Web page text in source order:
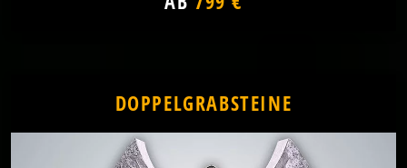
DOPPELGRABSTEINE